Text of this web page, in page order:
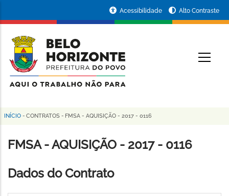
conteúdo
principal
da
Prefeitura
de
Horizonte
Acessibilidade Alto Contraste
Trilha
de
INÍCIO - CONTRATOS - FMSA - AQUISIÇÃO - 2017 - 0116
FMSA - AQUISIÇÃO - 2017 - 0116
Dados do Contrato